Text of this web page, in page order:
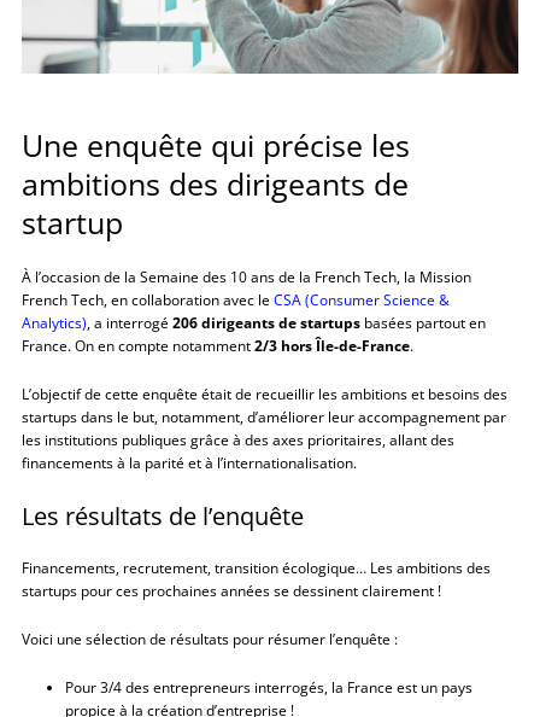
Une enquête qui précise les
ambitions des dirigeants de
startup
À l’occasion de la Semaine des 10 ans de la French Tech, la Mission
French Tech, en collaboration avec leCSA (Consumer Science &
Analytics), a interrogé206 dirigeants de startups basées partout en
France. On en compte notamment2/3 hors Île-de-France.
L’objectif de cette enquête était de recueillir les ambitions et besoins des
startups dans le but, notamment, d’améliorer leur accompagnement par
les institutions publiques grâce à des axes prioritaires, allant des
financements à la parité et à l’internationalisation.
Les résultats de l’enquête
Financements, recrutement, transition écologique… Les ambitions des
startups pour ces prochaines années se dessinent clairement !
Voici une sélection de résultats pour résumer l’enquête :
Pour 3/4 des entrepreneurs interrogés, la France est un pays
propice à la création d’entreprise !